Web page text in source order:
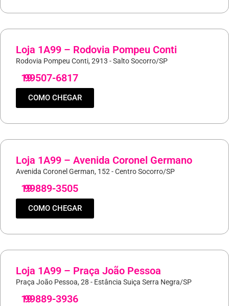
Loja 1A99 – Rodovia Pompeu Conti
Rodovia Pompeu Conti, 2913 - Salto Socorro/SP
19
99507-6817
COMO CHEGAR
Loja 1A99 – Avenida Coronel Germano
Avenida Coronel German, 152 - Centro Socorro/SP
19
99889-3505
COMO CHEGAR
Loja 1A99 – Praça João Pessoa
Praça João Pessoa, 28 - Estância Suiça Serra Negra/SP
19
99889-3936